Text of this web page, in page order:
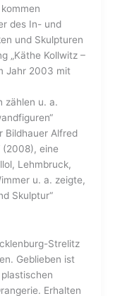
des In- und
und Skulpturen
„Käthe Kollwitz –
Jahr 2003 mit
zählen u. a.
Bildhauer Alfred
(2008), eine
Lehmbruck,
u. a. zeigte,
Skulptur“
Strelitz
Geblieben ist
Erhalten